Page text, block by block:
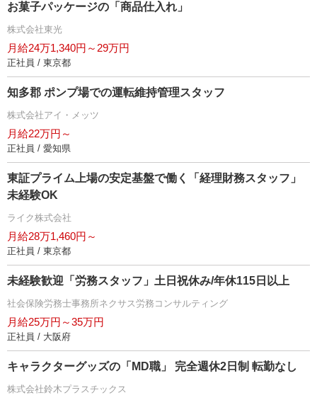
お菓子パッケージの「商品仕入れ」
株式会社東光
月給24万1,340円～29万円
正社員 / 東京都
知多郡 ポンプ場での運転維持管理スタッフ
株式会社アイ・メッツ
月給22万円～
正社員 / 愛知県
東証プライム上場の安定基盤で働く「経理財務スタッフ」
未経験OK
ライク株式会社
月給28万1,460円～
正社員 / 東京都
未経験歓迎「労務スタッフ」土日祝休み/年休115日以上
社会保険労務士事務所ネクサス労務コンサルティング
月給25万円～35万円
正社員 / 大阪府
キャラクターグッズの「MD職」 完全週休2日制 転勤なし
株式会社鈴木プラスチックス